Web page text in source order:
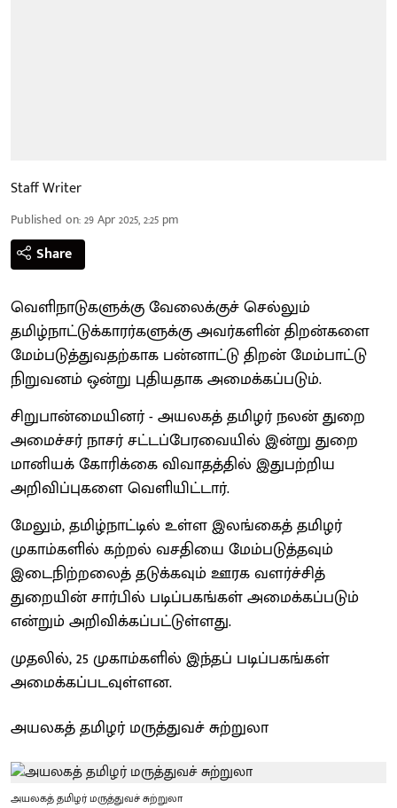
Staff Writer
Published on:29 Apr 2025, 2:25 pm
Share
வெளிநாடுகளுக்கு வேலைக்குச் செல்லும்
தமிழ்நாட்டுக்காரர்களுக்கு அவர்களின் திறன்களை
மேம்படுத்துவதற்காக பன்னாட்டு திறன் மேம்பாட்டு
நிறுவனம் ஒன்று புதியதாக அமைக்கப்படும்.
சிறுபான்மையினர் - அயலகத் தமிழர் நலன் துறை
அமைச்சர் நாசர் சட்டப்பேரவையில் இன்று துறை
மானியக் கோரிக்கை விவாதத்தில் இதுபற்றிய
அறிவிப்புகளை வெளியிட்டார்.
மேலும், தமிழ்நாட்டில் உள்ள இலங்கைத் தமிழர்
முகாம்களில் கற்றல் வசதியை மேம்படுத்தவும்
இடைநிற்றலைத் தடுக்கவும் ஊரக வளர்ச்சித்
துறையின் சார்பில் படிப்பகங்கள் அமைக்கப்படும்
என்றும் அறிவிக்கப்பட்டுள்ளது.
முதலில், 25 முகாம்களில் இந்தப் படிப்பகங்கள்
அமைக்கப்படவுள்ளன.
அயலகத் தமிழர் மருத்துவச் சுற்றுலா
அயலகத் தமிழர் மருத்துவச் சுற்றுலா